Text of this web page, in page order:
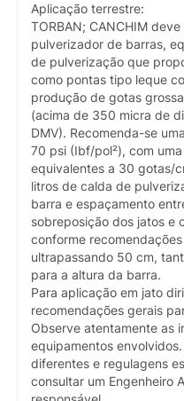
Aplicação terrestre:
TORBAN; CANCHIM
pulverizador de barras,
de pulverização que
como pontas tipo leque
produção de gotas
(acima de 350 micra de
DMV). Recomenda-se
70 psi (Ibf/pol²), com
equivalentes a 30 gotas/
litros de calda de
barra e espaçamento
sobreposição dos jatos e
conforme
ultrapassando 50 cm,
para a altura da barra.
Para aplicação em jato
recomendações gerais
Observe atentamente as
equipamentos
diferentes e regulagens
consultar um Engenheiro